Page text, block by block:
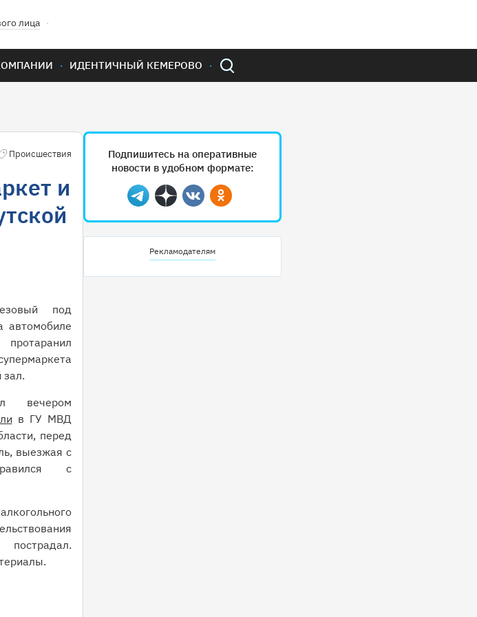
лица
ИДЕНТИЧНЫЙ КЕМЕРОВО
Происшествия
и
под
автомобиле
зал.
вечером
в ГУ МВД
перед
выезжая с
с
Подпишитесь на оперативные
новости в удобном формате:
Telegram
ДзенВконтактеОдноклассники
Рекламодателям